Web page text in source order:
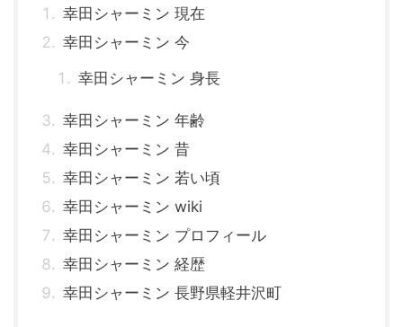
幸田シャーミン 現在
幸田シャーミン 今
幸田シャーミン 身長
幸田シャーミン 年齢
幸田シャーミン 昔
幸田シャーミン 若い頃
幸田シャーミン wiki
幸田シャーミン プロフィール
幸田シャーミン 経歴
幸田シャーミン 長野県軽井沢町